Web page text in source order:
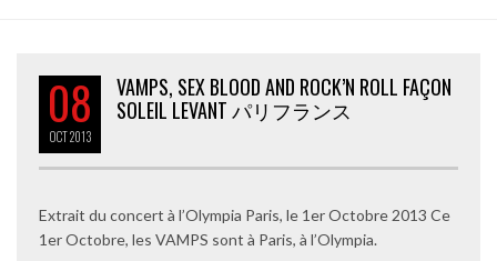
08
OCT2013
VAMPS, SEX BLOOD AND ROCK’N ROLL FAÇON
SOLEIL LEVANT パリフランス
Extrait du concert à l’Olympia Paris, le 1er Octobre 2013 Ce
1er Octobre, les VAMPS sont à Paris, à l’Olympia.